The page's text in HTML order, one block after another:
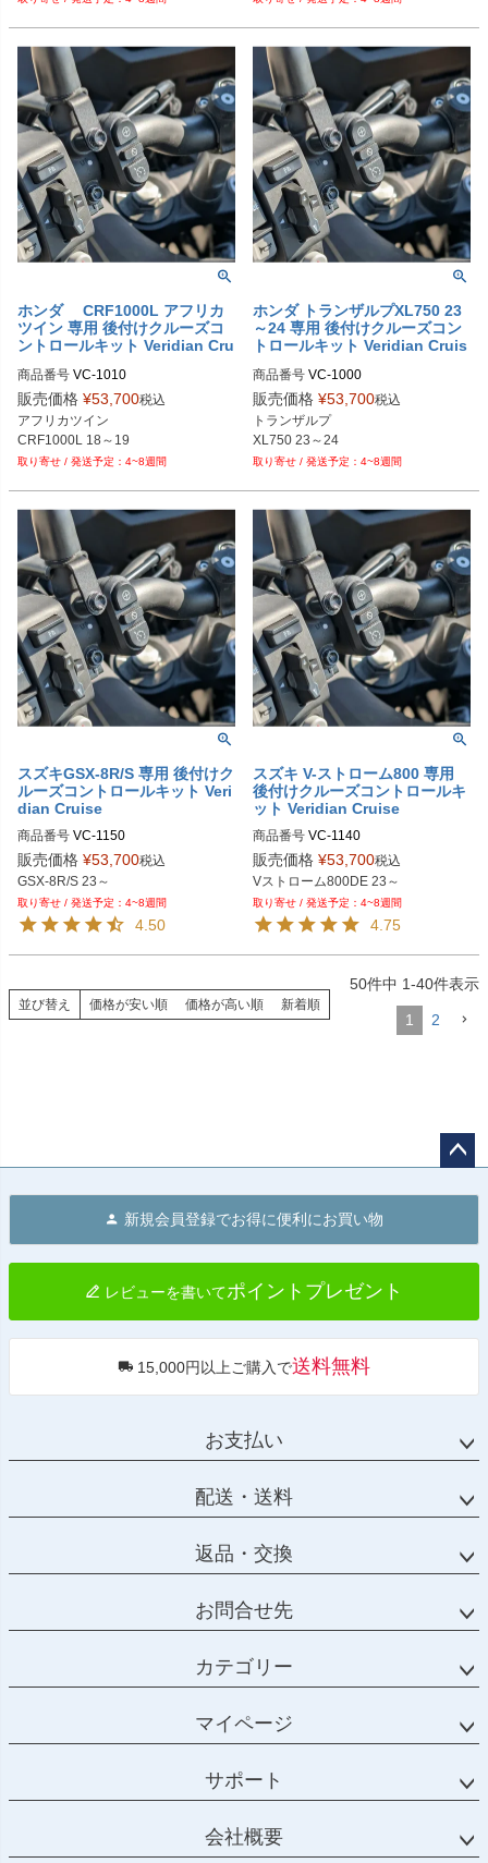
ホンダ CRF1000L アフリカ
ツイン 専用 後付けクルーズコ
ントロールキット Veridian Cru
商品番号 VC-1010
M型番：1010
販売価格 ¥53,700税込
アフリカツイン
CRF1000L 18～19
4~8週間
ホンダ トランザルプXL750 23
～24 専用 後付けクルーズコン
トロールキット Veridian Cruis
商品番号 VC-1000
M型番：1000
販売価格 ¥53,700税込
トランザルプ
XL750 23～24
4~8週間
スズキGSX-8R/S 専用 後付けク
ルーズコントロールキット Veri
dian Cruise
商品番号 VC-1150
M型番：1150
販売価格 ¥53,700税込
GSX-8R/S 23～
4~8週間
4.50
スズキ V-ストローム800 専用
後付けクルーズコントロールキ
ット Veridian Cruise
商品番号 VC-1140
M型番：1140
販売価格 ¥53,700税込
Vストローム800DE 23～
4~8週間
4.75
並び替え 価格が安い順 価格が高い順 新着順
50件中 1-40件表示
1 2
へ
新規会員登録でお得に便利にお買い物
レビューを書いてポイントプレゼント
15,000円以上ご購入で送料無料
お支払い
配送・送料
返品・交換
お問合せ先
カテゴリー
マイページ
サポート
会社概要